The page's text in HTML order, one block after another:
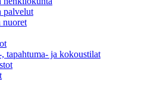
palvelut
nuoret
tapahtuma- ja kokoustilat